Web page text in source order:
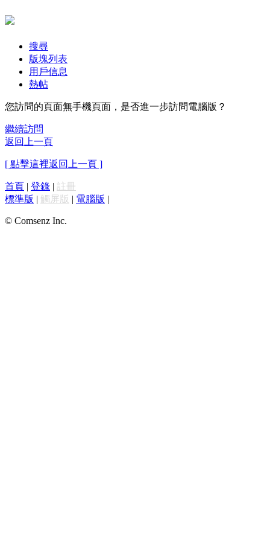
搜尋
版塊列表
用戶信息
熱帖
您訪問的頁面無手機頁面，是否進一步訪問電腦版？
繼續訪問
返回上一頁
[ 點擊這裡返回上一頁 ]
首頁 | 登錄 | 註冊
標準版 | 觸屏版 | 電腦版 |
© Comsenz Inc.